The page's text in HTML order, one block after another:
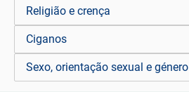
Religião e crença
Ciganos
Sexo, orientação sexual e género